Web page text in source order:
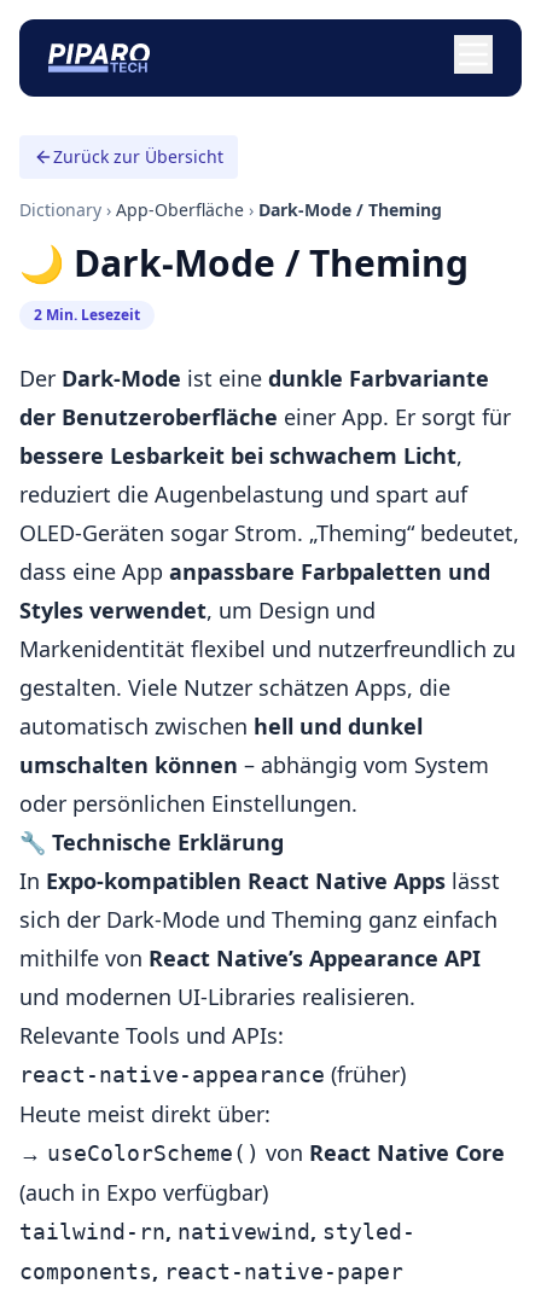
Zurück zur Übersicht
Dictionary › App-Oberfläche › Dark-Mode / Theming
🌙 Dark-Mode / Theming
2 Min. Lesezeit
Der Dark-Mode ist eine dunkle Farbvariante
der Benutzeroberfläche einer App. Er sorgt für
bessere Lesbarkeit bei schwachem Licht,
reduziert die Augenbelastung und spart auf
OLED-Geräten sogar Strom. „Theming“ bedeutet,
dass eine App anpassbare Farbpaletten und
Styles verwendet, um Design und
Markenidentität flexibel und nutzerfreundlich zu
gestalten. Viele Nutzer schätzen Apps, die
automatisch zwischen hell und dunkel
umschalten können – abhängig vom System
oder persönlichen Einstellungen.
🔧 Technische Erklärung
In Expo-kompatiblen React Native Apps lässt
sich der Dark-Mode und Theming ganz einfach
mithilfe von React Native’s Appearance API
und modernen UI-Libraries realisieren.
Relevante Tools und APIs:
react-native-appearance (früher)
Heute meist direkt über:
→ useColorScheme() von React Native Core
(auch in Expo verfügbar)
tailwind-rn, nativewind, styled-
components, react-native-paper